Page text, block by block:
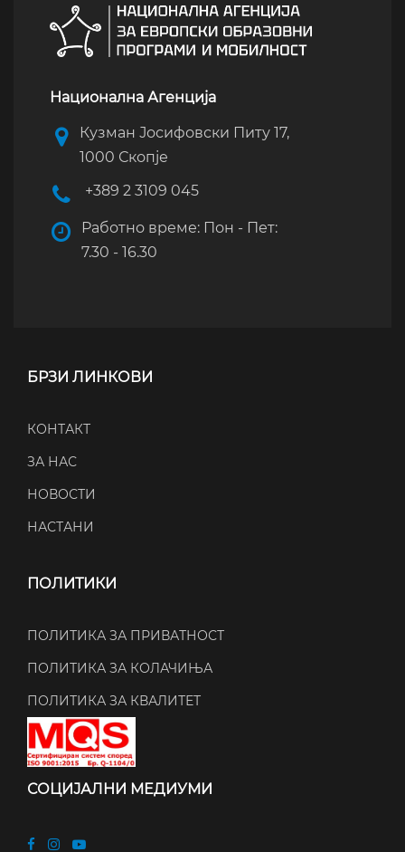
Национална Агенција
Кузман Јосифовски Питу 17,
1000 Скопје
+389 2 3109 045
Работно време: Пон - Пет:
7.30 - 16.30
БРЗИ ЛИНКОВИ
КОНТАКТ
ЗА НАС
НОВОСТИ
НАСТАНИ
ПОЛИТИКИ
ПОЛИТИКА ЗА ПРИВАТНОСТ
ПОЛИТИКА ЗА КОЛАЧИЊА
ПОЛИТИКА ЗА КВАЛИТЕТ
СОЦИЈАЛНИ МЕДИУМИ